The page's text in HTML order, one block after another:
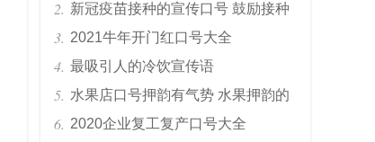
新冠疫苗接种的宣传口号 鼓励接种
疫苗标语
2021牛年开门红口号大全
最吸引人的冷饮宣传语
水果店口号押韵有气势 水果押韵的
口号
2020企业复工复产口号大全